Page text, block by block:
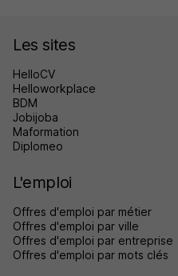
Les sites
HelloCV
Helloworkplace
BDM
Jobijoba
Maformation
Diplomeo
L'emploi
Offres d'emploi par métier
Offres d'emploi par ville
Offres d'emploi par entreprise
Offres d'emploi par mots clés